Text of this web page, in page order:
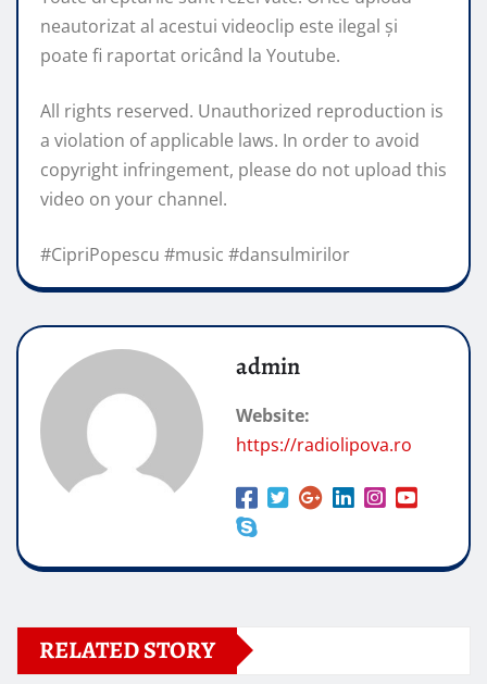
neautorizat al acestui videoclip este ilegal şi
poate fi raportat oricând la Youtube.
All rights reserved. Unauthorized reproduction is
a violation of applicable laws. In order to avoid
copyright infringement, please do not upload this
video on your channel.
#CipriPopescu #music #dansulmirilor
admin
Website:
https://radiolipova.ro
RELATED STORY